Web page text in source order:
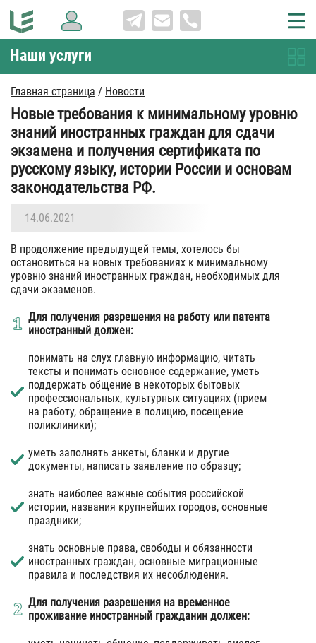
Наши услуги
Главная страница / Новости
Новые требования к минимальному уровню
знаний иностранных граждан для сдачи
экзамена и получения сертификата по
русскому языку, истории России и основам
законодательства РФ.
14.06.2021
В продолжение предыдущей темы, хотелось бы
остановиться на новых требованиях к минимальному
уровню знаний иностранных граждан, необходимых для
сдачи экзаменов.
Для получения разрешения на работу или патента
иностранный должен:
понимать на слух главную информацию, читать
тексты и понимать основное содержание, уметь
поддержать общение в некоторых бытовых
профессиональных, культурных ситуациях (прием
на работу, обращение в полицию, посещение
поликлиники);
уметь заполнять анкеты, бланки и другие
документы, написать заявление по образцу;
знать наиболее важные события российской
истории, названия крупнейших городов, основные
праздники;
знать основные права, свободы и обязанности
иностранных граждан, основные миграционные
правила и последствия их несоблюдения.
Для получения разрешения на временное
проживание иностранный гражданин должен: